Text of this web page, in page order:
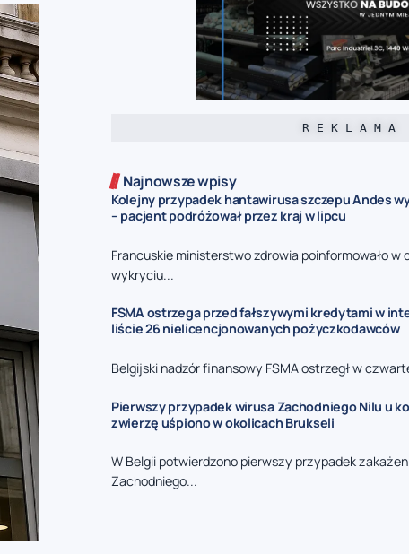
R E K L A M A
Najnowsze wpisy
Kolejny przypadek hantawirusa szczepu Andes
– pacjent podróżował przez kraj w lipcu
Francuskie ministerstwo zdrowia poinformowało w
wykryciu...
FSMA ostrzega przed fałszywymi kredytami w
liście 26 nielicencjonowanych pożyczkodawców
Belgijski nadzór finansowy FSMA ostrzegł w
Pierwszy przypadek wirusa Zachodniego Nilu u
zwierzę uśpiono w okolicach Brukseli
W Belgii potwierdzono pierwszy przypadek
Zachodniego...